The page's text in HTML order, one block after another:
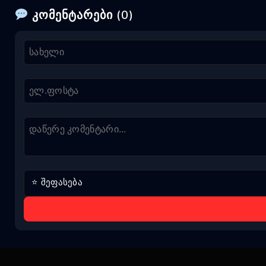
კომენტარები (0)